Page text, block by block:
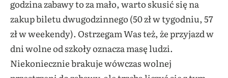
godzina zabawy to za mało, warto skusić się na
zakup biletu dwugodzinnego (50 zł w tygodniu, 57
zł w weekendy). Ostrzegam Was też, że przyjazd w
dni wolne od szkoły oznacza masę ludzi.
Niekoniecznie brakuje wówczas wolnej